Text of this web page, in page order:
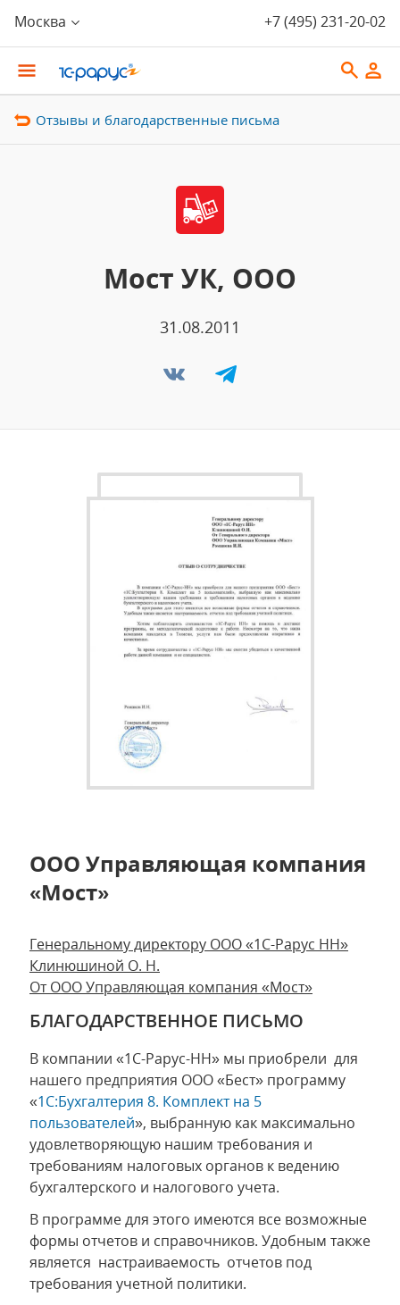
Москва +7 (495) 231-20-02
Отзывы и благодарственные письма
Мост УК, ООО
31.08.2011
ООО Управляющая компания
«Мост»
Генеральному директору ООО «1С-Рарус НН»
Клинюшиной О. Н.
От ООО Управляющая компания «Мост»
БЛАГОДАРСТВЕННОЕ ПИСЬМО
В компании «1С-Рарус-НН» мы приобрели для
нашего предприятия ООО «Бест» программу
«1С:Бухгалтерия 8. Комплект на 5
пользователей», выбранную как максимально
удовлетворяющую нашим требования и
требованиям налоговых органов к ведению
бухгалтерского и налогового учета.
В программе для этого имеются все возможные
формы отчетов и справочников. Удобным также
является настраиваемость отчетов под
требования учетной политики.